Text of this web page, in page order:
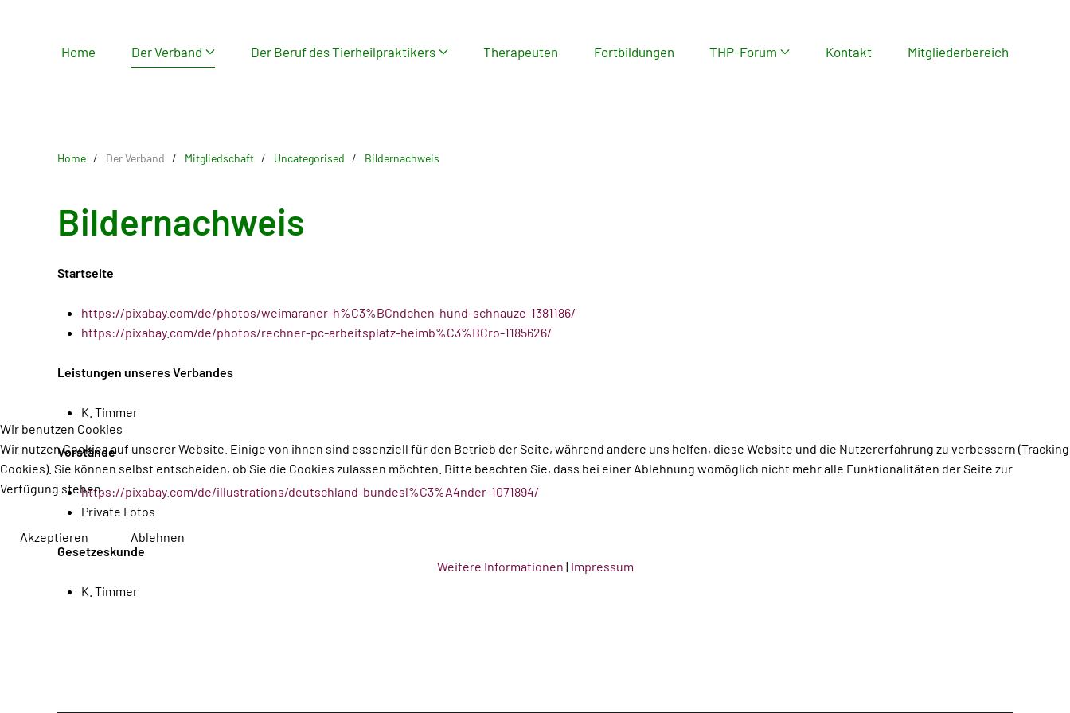
Home Der Verband Der Beruf des Tierheilpraktikers Therapeuten Fortbildungen THP-Forum Kontakt Mitgliederbereich
Home Der Verband Mitgliedschaft Uncategorised Bildernachweis
Bildernachweis
Startseite
https://pixabay.com/de/photos/weimaraner-h%C3%BCndchen-hund-schnauze-1381186/
https://pixabay.com/de/photos/rechner-pc-arbeitsplatz-heimb%C3%BCro-1185626/
Leistungen unseres Verbandes
K. Timmer
Vorstände
https://pixabay.com/de/illustrations/deutschland-bundesl%C3%A4nder-1071894/
Private Fotos
Gesetzeskunde
K. Timmer
Wir benutzen Cookies
Wir nutzen Cookies auf unserer Website. Einige von ihnen sind essenziell für den Betrieb der Seite, während andere uns helfen, diese Website und die Nutzererfahrung zu verbessern (Tracking
Cookies). Sie können selbst entscheiden, ob Sie die Cookies zulassen möchten. Bitte beachten Sie, dass bei einer Ablehnung womöglich nicht mehr alle Funktionalitäten der Seite zur
Verfügung stehen.
Akzeptieren
Ablehnen
Weitere Informationen | Impressum